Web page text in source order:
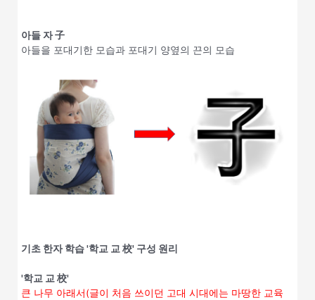
아들 자 子
아들을 포대기한 모습과 포대기 양옆의 끈의 모습
기초 한자 학습 '학교 교 校' 구성 원리
'학교 교 校'
큰 나무 아래서(글이 처음 쓰이던 고대 시대에는 마땅한 교육